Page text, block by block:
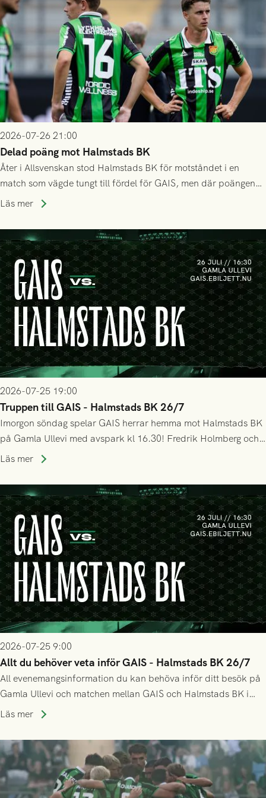
2026-07-26 21:00
Delad poäng mot Halmstads BK
Åter i Allsvenskan stod Halmstads BK för motståndet i en
match som vägde tungt till fördel för GAIS, men där poängen
delades efter dramatik på tilläggstid.
Läs mer
2026-07-25 19:00
Truppen till GAIS - Halmstads BK 26/7
Imorgon söndag spelar GAIS herrar hemma mot Halmstads BK
på Gamla Ullevi med avspark kl 16.30! Fredrik Holmberg och
ledarstaben har tagit ut följande trupp till matchen:
Läs mer
2026-07-25 9:00
Allt du behöver veta inför GAIS - Halmstads BK 26/7
All evenemangsinformation du kan behöva inför ditt besök på
Gamla Ullevi och matchen mellan GAIS och Halmstads BK i
Allsvenskan! Avspark kl 16.30 på söndag 26/7.
Läs mer